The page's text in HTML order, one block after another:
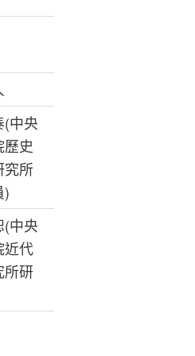
(中央
史
究所
)
(中央
近代
所研